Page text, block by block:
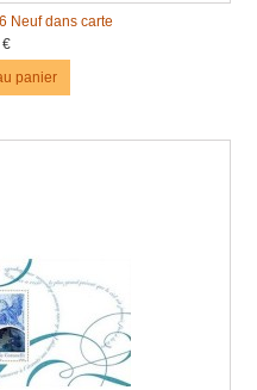
Neuf dans carte
€
panier